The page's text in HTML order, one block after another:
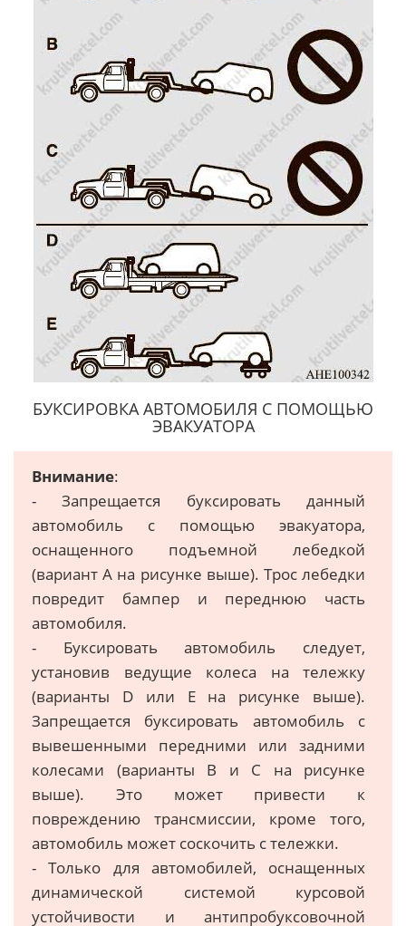
БУКСИРОВКА АВТОМОБИЛЯ С ПОМОЩЬЮ
ЭВАКУАТОРА
Внимание:
- Запрещается буксировать данный
автомобиль с помощью эвакуатора,
оснащенного подъемной лебедкой
(вариант А на рисунке выше). Трос лебедки
повредит бампер и переднюю часть
автомобиля.
- Буксировать автомобиль следует,
установив ведущие колеса на тележку
(варианты D или E на рисунке выше).
Запрещается буксировать автомобиль с
вывешенными передними или задними
колесами (варианты В и С на рисунке
выше). Это может привести к
повреждению трансмиссии, кроме того,
автомобиль может соскочить с тележки.
- Только для автомобилей, оснащенных
динамической системой курсовой
устойчивости и антипробуксовочной